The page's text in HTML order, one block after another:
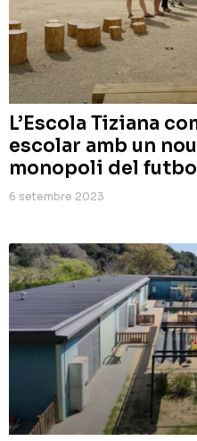
L’Escola Tiziana
escolar amb un
monopoli del
6 setembre 2023